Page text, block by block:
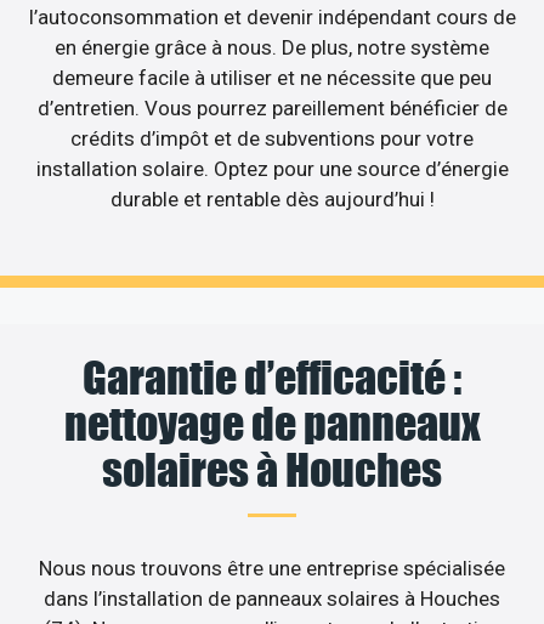
l’autoconsommation et devenir indépendant cours de
en énergie grâce à nous. De plus, notre système
demeure facile à utiliser et ne nécessite que peu
d’entretien. Vous pourrez pareillement bénéficier de
crédits d’impôt et de subventions pour votre
installation solaire. Optez pour une source d’énergie
durable et rentable dès aujourd’hui !
Garantie d’efficacité :
nettoyage de panneaux
solaires à Houches
Nous nous trouvons être une entreprise spécialisée
dans l’installation de panneaux solaires à Houches